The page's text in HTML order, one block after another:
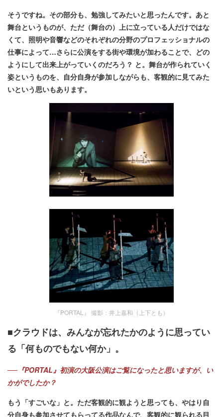
そうですね。その部分も、勉強してみたいと思ったんです。あと
舞台というものが、ただ（舞台の）上に立っている人だけではな
くて、照明や音響などのそれぞれの分野のプロフェッショナルの
仕事によって…さらに公演をする街や環境が加わることで、どの
ようにして出来上がっていくのだろう？ と。舞台が作られていく
姿というものを、自分自身が参加しながらも、客観的に見てみた
いという思いもあります。
『PORTAL』 撮影：井上嘉和（上下とも）
■クラウドは、みんなが忘れたかのように思ってい
る「何ものでもない何か」。
──『PORTAL』初演の大阪公演はご覧になったと思いますが、い
かがでしたか？
もう「すごいな」と。ただ客観的に観ようと思っても、やはり自
分自身も参加させてもらってる作品なんで、客観的に観られる目